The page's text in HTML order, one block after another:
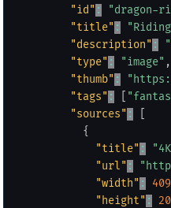
"id" : "dragon-
"title" :
"description" :
"type" : "image" ,
"thumb" :
"tags" :
"sources" :
{
"title" :
"url" :
"width" :
"height" :